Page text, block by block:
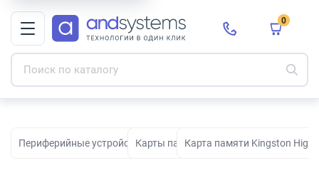
0
Периферийные устройства для рабочих мест, офиса и дома
Карты памятиКарта памяти Kingston High